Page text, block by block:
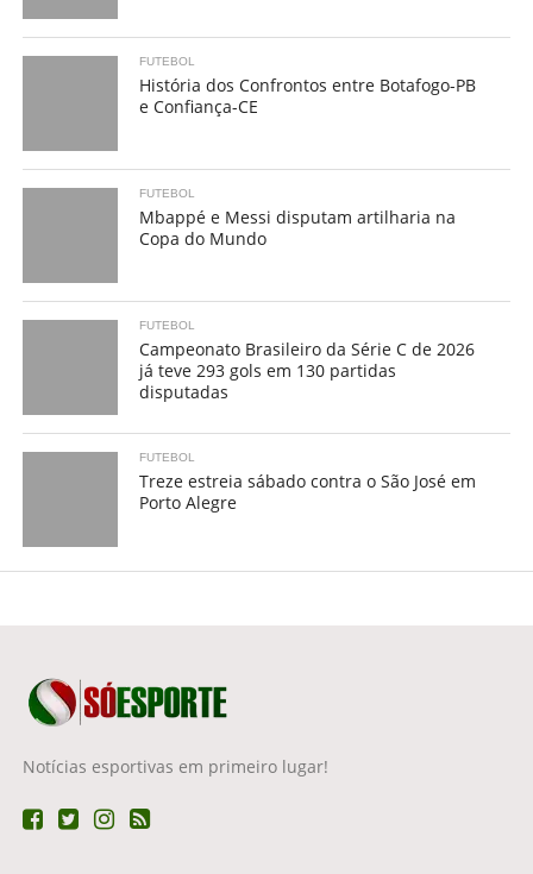
FUTEBOL
História dos Confrontos entre Botafogo-PB
e Confiança-CE
FUTEBOL
Mbappé e Messi disputam artilharia na
Copa do Mundo
FUTEBOL
Campeonato Brasileiro da Série C de 2026
já teve 293 gols em 130 partidas
disputadas
FUTEBOL
Treze estreia sábado contra o São José em
Porto Alegre
Notícias esportivas em primeiro lugar!